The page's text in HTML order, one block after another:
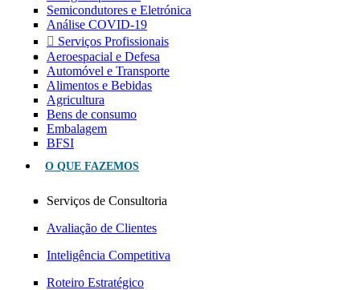
Semicondutores e Eletrónica
Análise COVID-19
Serviços Profissionais
Aeroespacial e Defesa
Automóvel e Transporte
Alimentos e Bebidas
Agricultura
Bens de consumo
Embalagem
BFSI
O QUE FAZEMOS
Serviços de Consultoria
Avaliação de Clientes
Inteligência Competitiva
Roteiro Estratégico